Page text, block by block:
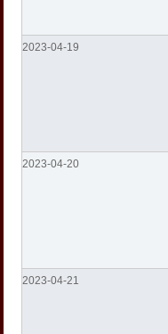
2023-04-19
2023-04-20
2023-04-21